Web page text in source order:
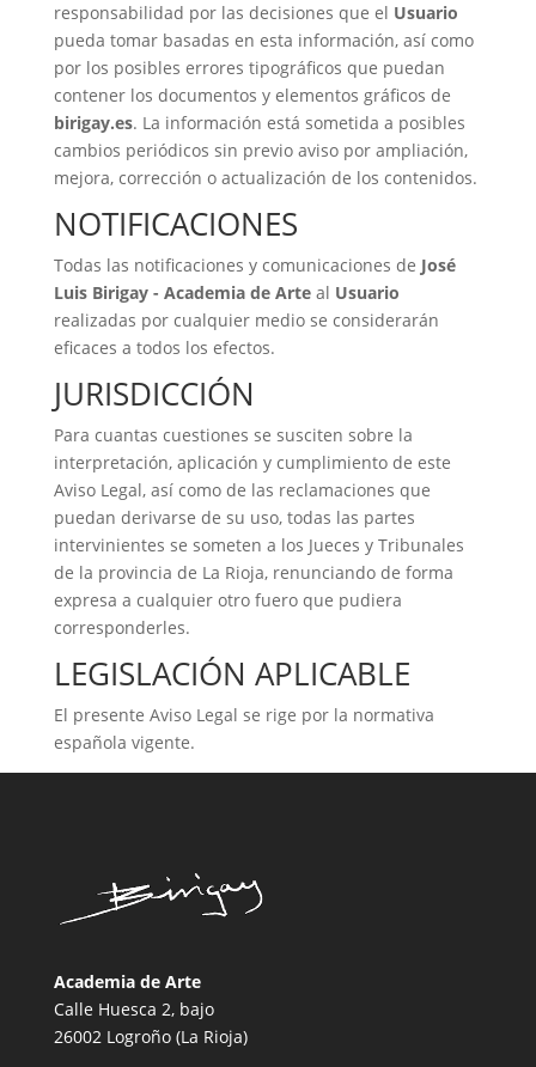
responsabilidad por las decisiones que el Usuario
pueda tomar basadas en esta información, así como
por los posibles errores tipográficos que puedan
contener los documentos y elementos gráficos de
birigay.es. La información está sometida a posibles
cambios periódicos sin previo aviso por ampliación,
mejora, corrección o actualización de los contenidos.
NOTIFICACIONES
Todas las notificaciones y comunicaciones de José
Luis Birigay - Academia de Arteal Usuario
realizadas por cualquier medio se considerarán
eficaces a todos los efectos.
JURISDICCIÓN
Para cuantas cuestiones se susciten sobre la
interpretación, aplicación y cumplimiento de este
Aviso Legal, así como de las reclamaciones que
puedan derivarse de su uso, todas las partes
intervinientes se someten a los Jueces y Tribunales
de la provincia de La Rioja, renunciando de forma
expresa a cualquier otro fuero que pudiera
corresponderles.
LEGISLACIÓN APLICABLE
El presente Aviso Legal se rige por la normativa
española vigente.
Academia de Arte
Calle Huesca 2, bajo
26002 Logroño (La Rioja)